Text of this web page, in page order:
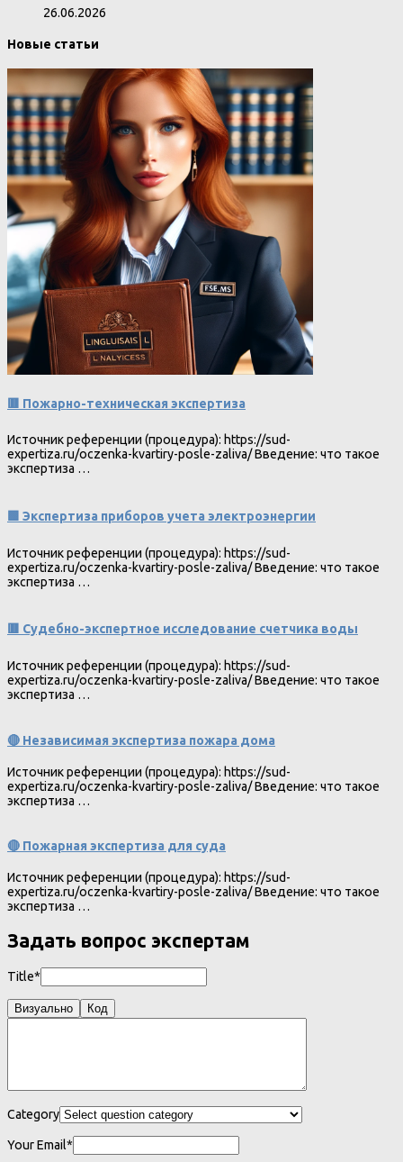
26.06.2026
Новые статьи
🟥 Пожарно-техническая экспертиза
Источник референции (процедура): https://sud-
expertiza.ru/oczenka-kvartiry-posle-zaliva/ Введение: что такое
экспертиза …
🟩 Экспертиза приборов учета электроэнергии
Источник референции (процедура): https://sud-
expertiza.ru/oczenka-kvartiry-posle-zaliva/ Введение: что такое
экспертиза …
🟥 Судебно-экспертное исследование счетчика воды
Источник референции (процедура): https://sud-
expertiza.ru/oczenka-kvartiry-posle-zaliva/ Введение: что такое
экспертиза …
🔴 Независимая экспертиза пожара дома
Источник референции (процедура): https://sud-
expertiza.ru/oczenka-kvartiry-posle-zaliva/ Введение: что такое
экспертиза …
🔴 Пожарная экспертиза для суда
Источник референции (процедура): https://sud-
expertiza.ru/oczenka-kvartiry-posle-zaliva/ Введение: что такое
экспертиза …
Задать вопрос экспертам
Title*
Визуально Код
Category
Your Email*